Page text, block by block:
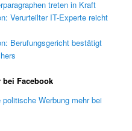
treten in Kraft
Verurteilter IT-Experte reicht
Berufungsgericht bestätigt
Facebook
politische Werbung mehr bei